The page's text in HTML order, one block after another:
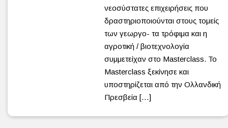
νεοσύστατες επιχειρήσεις που
δραστηριοποιούνται στους τομείς
των γεωργο- τα τρόφιμα και η
αγροτική / βιοτεχνολογία
συμμετείχαν στο Masterclass. Το
Masterclass ξεκίνησε και
υποστηρίζεται από την Ολλανδική
Πρεσβεία […]